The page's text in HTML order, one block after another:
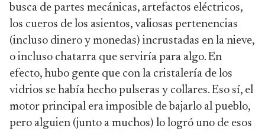
busca de partes mecánicas, artefactos eléctricos,
los cueros de los asientos, valiosas pertenencias
(incluso dinero y monedas) incrustadas en la nieve,
o incluso chatarra que serviría para algo. En
efecto, hubo gente que con la cristalería de los
vidrios se había hecho pulseras y collares. Eso sí, el
motor principal era imposible de bajarlo al pueblo,
pero alguien (junto a muchos) lo logró uno de esos